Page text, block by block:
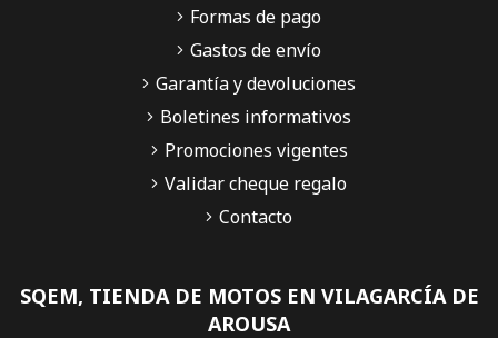
SQEM, TIENDA DE MOTOS EN VILAGARCÍA DE
AROUSA
Formas de pago
Gastos de envío
Garantía y devoluciones
Boletines informativos
Promociones vigentes
Validar cheque regalo
Contacto